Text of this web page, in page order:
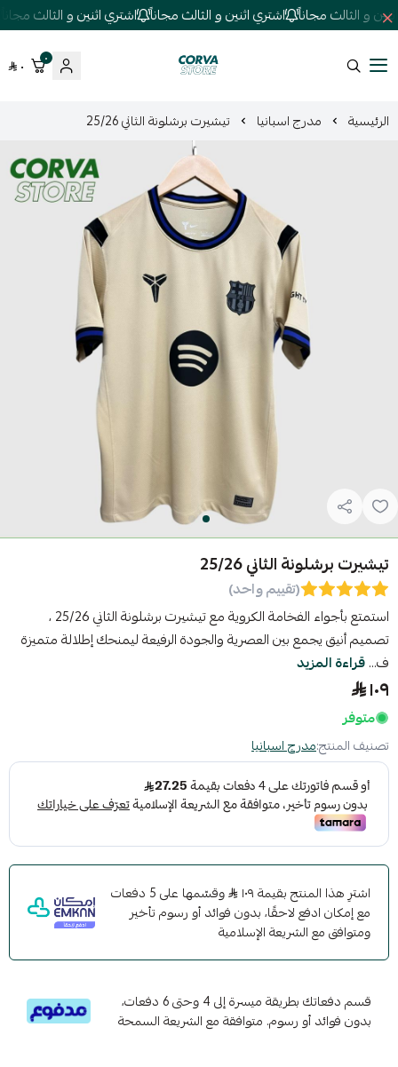
و الثالث مجاناً اشتري اثنين و الثالث مجاناً اشتري اثنين و الثالث مجاناً
كورفا ستور
٠ ٠
الرئيسية مدرج اسبانيا تيشيرت برشلونة الثاني 25/26
تيشيرت برشلونة الثاني 25/26
(تقييم واحد)
استمتع بأجواء الفخامة الكروية مع تيشيرت برشلونة الثاني 25/26 ،
تصميم أنيق يجمع بين العصرية والجودة الرفيعة ليمنحك إطلالة متميزة
ف...قراءة المزيد
١٠٩
متوفر
تصنيف المنتج:مدرج اسبانيا
اشترِ هذا المنتج بقيمة ١٠٩
وقسّمها على 5 دفعات
مع إمكان ادفع لاحقًا، بدون فوائد أو رسوم تأخير
ومتوافق مع الشريعة الإسلامية
قسم دفعاتك بطريقة ميسرة إلى 4 وحتى 6 دفعات،
بدون فوائد أو رسوم. متوافقة مع الشريعة السمحة